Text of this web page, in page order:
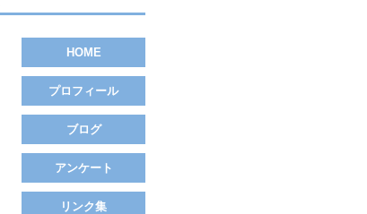
HOME
プロフィール
ブログ
アンケート
リンク集